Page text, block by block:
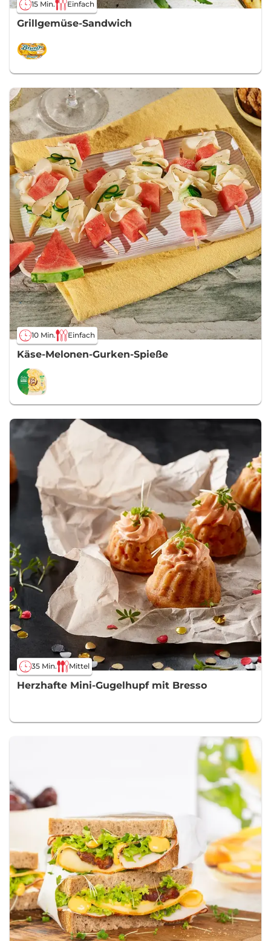
15 Min. Einfach
Grillgemüse-Sandwich
10 Min. Einfach
Käse-Melonen-Gurken-Spieße
35 Min. Mittel
Herzhafte Mini-Gugelhupf mit Bresso